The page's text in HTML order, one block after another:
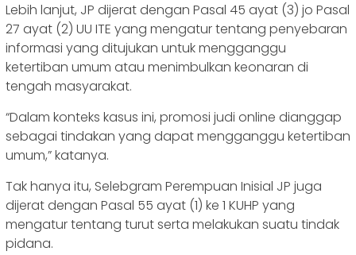
Lebih lanjut, JP dijerat dengan Pasal 45 ayat (3) jo Pasal
27 ayat (2) UU ITE yang mengatur tentang penyebaran
informasi yang ditujukan untuk mengganggu
ketertiban umum atau menimbulkan keonaran di
tengah masyarakat.
“Dalam konteks kasus ini, promosi judi online dianggap
sebagai tindakan yang dapat mengganggu ketertiban
umum,” katanya.
Tak hanya itu, Selebgram Perempuan Inisial JP juga
dijerat dengan Pasal 55 ayat (1) ke 1 KUHP yang
mengatur tentang turut serta melakukan suatu tindak
pidana.